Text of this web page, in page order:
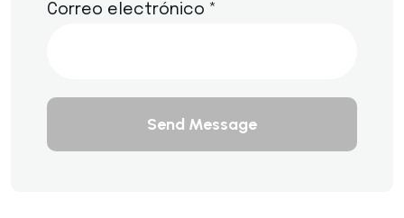
Correo electrónico *
Send Message